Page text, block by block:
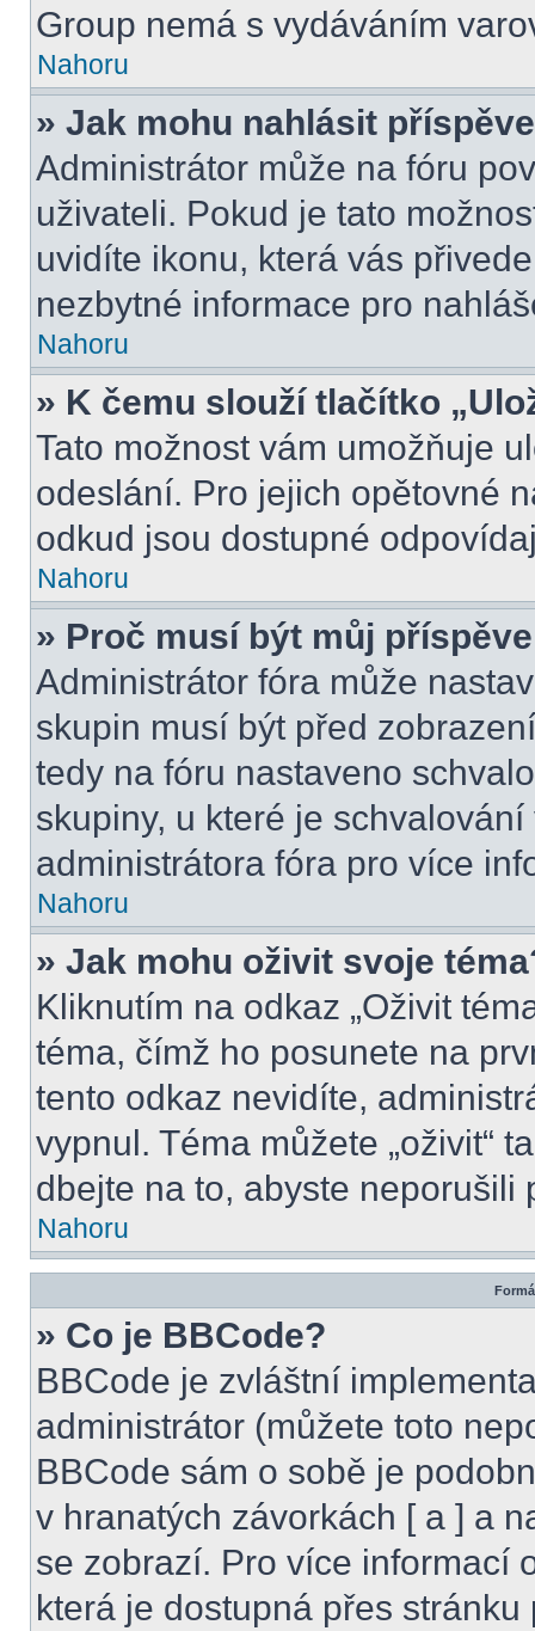
Group nemá s vydáváním
Nahoru
» Jak mohu nahlásit
Administrátor může na fóru
uživateli. Pokud je tato
uvidíte ikonu, která vás
nezbytné informace pro
Nahoru
» K čemu slouží tlačítko
Tato možnost vám umožňuje
odeslání. Pro jejich opětovné
odkud jsou dostupné
Nahoru
» Proč musí být můj
Administrátor fóra může
skupin musí být před
tedy na fóru nastaveno
skupiny, u které je
administrátora fóra pro více
Nahoru
» Jak mohu oživit svoje
Kliknutím na odkaz „Oživit
téma, čímž ho posunete na
tento odkaz nevidíte,
vypnul. Téma můžete „oživit“
dbejte na to, abyste neporušili
Nahoru
» Co je BBCode?
BBCode je zvláštní
administrátor (můžete toto
BBCode sám o sobě je
v hranatých závorkách [ a ] a
se zobrazí. Pro více informací
která je dostupná přes stránku